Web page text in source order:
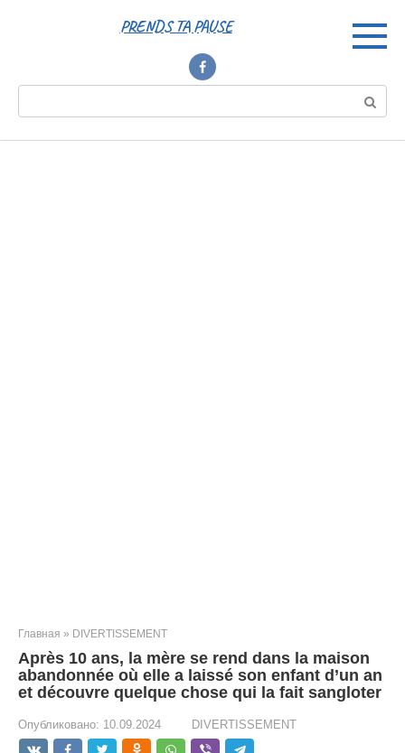
PRENDS TA PAUSE
Главная » DIVERTISSEMENT
Après 10 ans, la mère se rend dans la maison
abandonnée où elle a laissé son enfant d’un an
et découvre quelque chose qui la fait sangloter
Опубликовано: 10.09.2024 DIVERTISSEMENT